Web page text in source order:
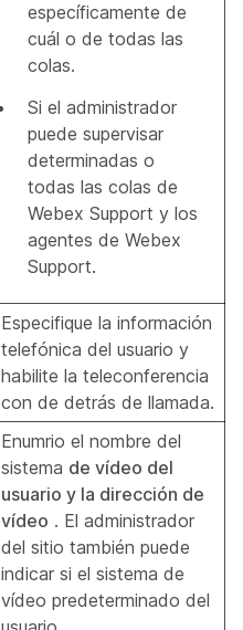
específicamente de
cuál o de todas las
colas.
Si el administrador
puede supervisar
determinadas o
todas las colas de
Webex Support y los
agentes de Webex
Support.
Especifique la información
telefónica del usuario y
habilite la teleconferencia
con de detrás de llamada.
Enumrio el nombre del
sistema de vídeo del
usuario y la dirección de
vídeo . El administrador
del sitio también puede
indicar si el sistema de
vídeo predeterminado del